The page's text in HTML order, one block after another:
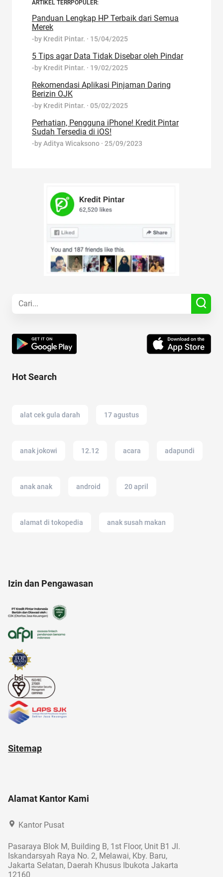
ARTIKEL TERRPOPULER:
Panduan Lengkap HP Terbaik dari Semua
Merek
-by Kredit Pintar. · 15/04/2025
5 Tips agar Data Tidak Disebar oleh Pindar
-by Kredit Pintar. · 19/02/2025
Rekomendasi Aplikasi Pinjaman Daring
Berizin OJK
-by Kredit Pintar. · 05/02/2025
Perhatian, Pengguna iPhone! Kredit Pintar
Sudah Tersedia di iOS!
-byAditya Wicaksono · 25/09/2023
Hot Search
alat cek gula darah 17 agustus
anak jokowi 12.12 acara adapundi
anak anak android 20 april
alamat di tokopedia anak susah makan
akun google
Izin dan Pengawasan
Sitemap
Alamat Kantor Kami
Kantor Pusat
Pasaraya Blok M, Building B, 1st Floor, Unit B1 Jl.
Iskandarsyah Raya No. 2, Melawai, Kby. Baru,
Jakarta Selatan, Daerah Khusus Ibukota Jakarta
12160